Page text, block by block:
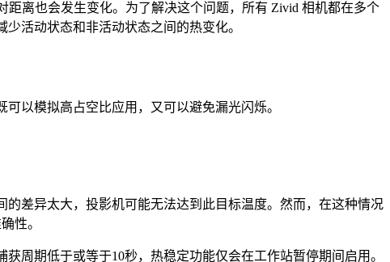
离也会发生变化。为了解决这个问题，所有 Zivid 相机都在多个
活动状态和非活动状态之间的热变化。
以模拟高占空比应用，又可以避免漏光闪烁。
差异太大，投影机可能无法达到此目标温度。然而，在这种情况
性。
周期低于或等于10秒，热稳定功能仅会在工作站暂停期间启用。